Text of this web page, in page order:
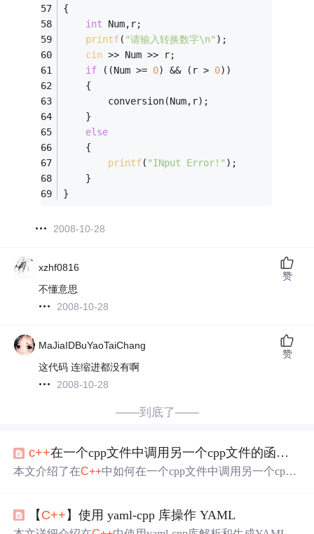
{
int Num,r;
printf( "请输入转换数字\n" );
cin >> Num >> r;
if ((Num >= 0) && (r > 0))
	{
		conversion(Num,r);
	}
else
	{
printf( "INput Error!" );
	}
}
2008-10-28
xzhf0816
不懂意思
2008-10-28
赞
MaJiaIDBuYaoTaiChang
这代码 连缩进都没有啊
2008-10-28
赞
——到底了——
c++在一个cpp文件中调用另一个cpp文件的函数的两种方法
本文介绍了在C++中如何在一个cpp文件中调用另一个cpp
程。 【 C++ 】使用 yaml-cpp 库操作 YAML